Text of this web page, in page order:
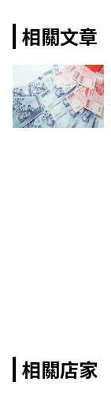
相關文章
相關店家